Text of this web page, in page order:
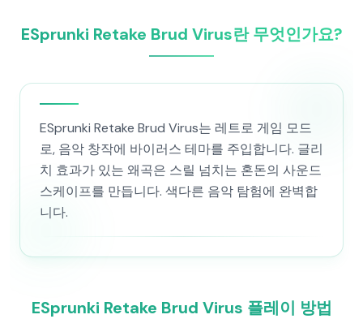
ESprunki Retake Brud Virus란 무엇인가요?
ESprunki Retake Brud Virus는 레트로 게임 모드
로, 음악 창작에 바이러스 테마를 주입합니다. 글리
치 효과가 있는 왜곡은 스릴 넘치는 혼돈의 사운드
스케이프를 만듭니다. 색다른 음악 탐험에 완벽합
니다.
ESprunki Retake Brud Virus 플레이 방법